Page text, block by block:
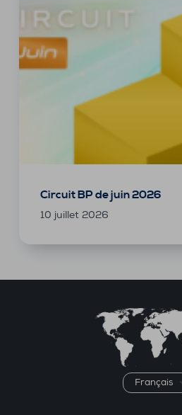
Circuit BP de juin 2026
10 juillet 2026
Choisir
une